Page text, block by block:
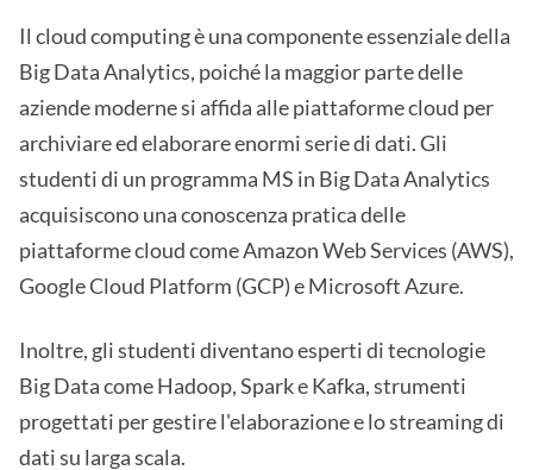
Il cloud computing è una componente essenziale della
Big Data Analytics, poiché la maggior parte delle
aziende moderne si affida alle piattaforme cloud per
archiviare ed elaborare enormi serie di dati. Gli
studenti di un programma MS in Big Data Analytics
acquisiscono una conoscenza pratica delle
piattaforme cloud come Amazon Web Services (AWS),
Google Cloud Platform (GCP) e Microsoft Azure.
Inoltre, gli studenti diventano esperti di tecnologie
Big Data come Hadoop, Spark e Kafka, strumenti
progettati per gestire l'elaborazione e lo streaming di
dati su larga scala.